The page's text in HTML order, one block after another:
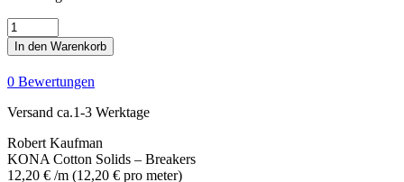
KONA
Cotton
Solids
-
Breakers
Menge
In den Warenkorb
0 Bewertungen
Versand ca.1-3 Werktage
Robert Kaufman
KONA Cotton Solids – Breakers
12,20 € /m (12,20 € pro meter)